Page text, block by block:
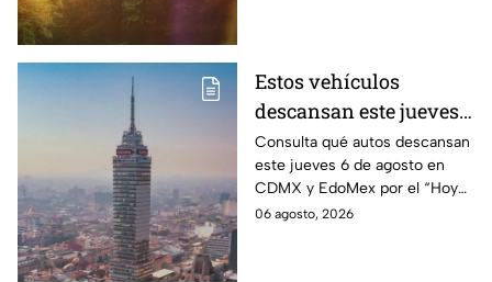
Estos vehículos
descansan este jueves 6
de agosto en CDMX y
EdoMex como parte del
Hoy No Circula
Consulta qué autos descansan
este jueves 6 de agosto en
CDMX y EdoMex por el “Hoy
No Circula"; evita multas y el
06 agosto, 2026